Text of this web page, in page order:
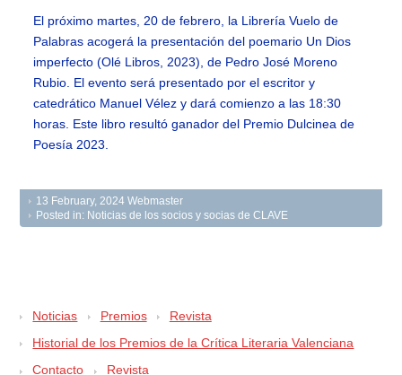
El próximo martes, 20 de febrero, la Librería Vuelo de
Palabras acogerá la presentación del poemario Un Dios
imperfecto (Olé Libros, 2023), de Pedro José Moreno
Rubio. El evento será presentado por el escritor y
catedrático Manuel Vélez y dará comienzo a las 18:30
horas. Este libro resultó ganador del Premio Dulcinea de
Poesía 2023.
13 February, 2024 Webmaster
Posted in: Noticias de los socios y socias de CLAVE
Noticias Premios
Revista
Historial de los Premios de la Crítica Literaria Valenciana
Contacto
Revista